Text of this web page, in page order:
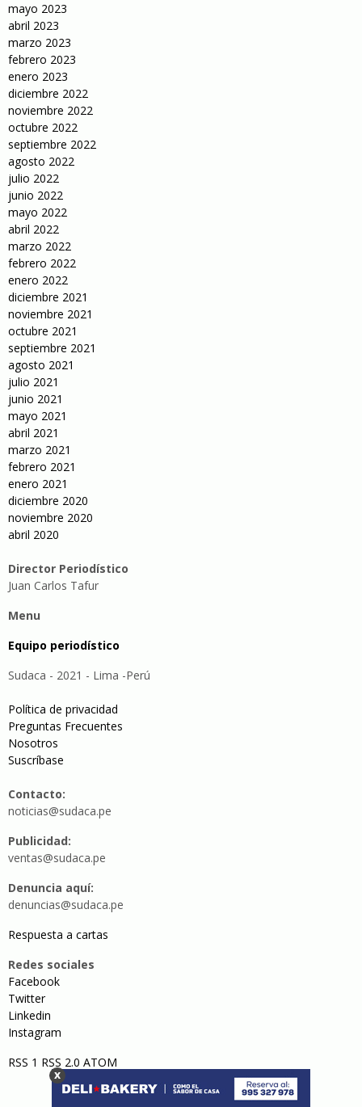
mayo 2023
abril 2023
marzo 2023
febrero 2023
enero 2023
diciembre 2022
noviembre 2022
octubre 2022
septiembre 2022
agosto 2022
julio 2022
junio 2022
mayo 2022
abril 2022
marzo 2022
febrero 2022
enero 2022
diciembre 2021
noviembre 2021
octubre 2021
septiembre 2021
agosto 2021
julio 2021
junio 2021
mayo 2021
abril 2021
marzo 2021
febrero 2021
enero 2021
diciembre 2020
noviembre 2020
abril 2020
Director Periodístico
Juan Carlos Tafur
Menu
Equipo periodístico
Sudaca - 2021 - Lima -Perú
Política de privacidad
Preguntas Frecuentes
Nosotros
Suscríbase
Contacto:
noticias@sudaca.pe
Publicidad:
ventas@sudaca.pe
Denuncia aquí:
denuncias@sudaca.pe
Respuesta a cartas
Redes sociales
Facebook
Twitter
Linkedin
Instagram
RSS 1 RSS 2.0 ATOM
x